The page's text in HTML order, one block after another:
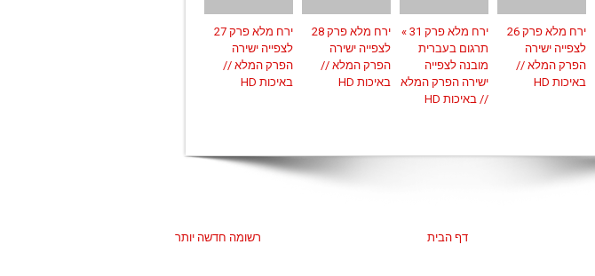
ירח מלא פרק 27
לצפייה ישירה
הפרק המלא //
באיכות HD
ירח מלא פרק 28
לצפייה ישירה
הפרק המלא //
באיכות HD
ירח מלא פרק 31 »
תרגום בעברית
מובנה לצפייה
ישירה הפרק המלא
// באיכות HD
ירח מלא פרק 26
לצפייה ישירה
הפרק המלא //
באיכות HD
רשומה חדשה יותר דף הבית